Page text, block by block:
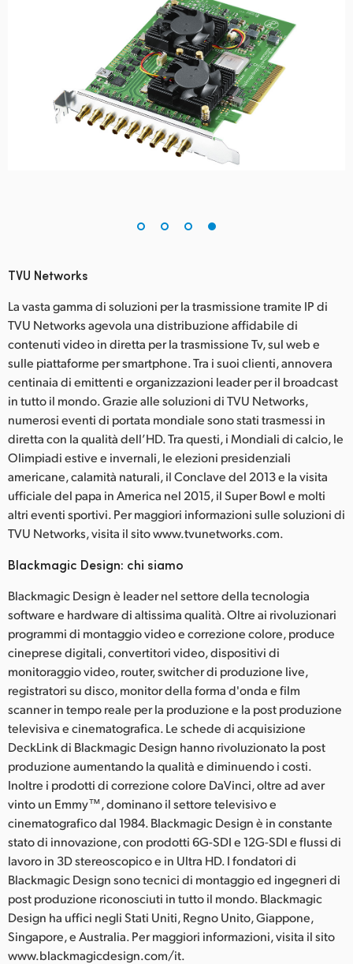
TVU Networks
La vasta gamma di soluzioni per la trasmissione tramite IP di
TVU Networks agevola una distribuzione affidabile di
contenuti video in diretta per la trasmissione Tv, sul web e
sulle piattaforme per smartphone. Tra i suoi clienti, annovera
centinaia di emittenti e organizzazioni leader per il broadcast
in tutto il mondo. Grazie alle soluzioni di TVU Networks,
numerosi eventi di portata mondiale sono stati trasmessi in
diretta con la qualità dell’HD. Tra questi, i Mondiali di calcio, le
Olimpiadi estive e invernali, le elezioni presidenziali
americane, calamità naturali, il Conclave del 2013 e la visita
ufficiale del papa in America nel 2015, il Super Bowl e molti
altri eventi sportivi. Per maggiori informazioni sulle soluzioni di
TVU Networks, visita il sito www.tvunetworks.com.
Blackmagic Design: chi siamo
Blackmagic Design è leader nel settore della tecnologia
software e hardware di altissima qualità. Oltre ai rivoluzionari
programmi di montaggio video e correzione colore, produce
cineprese digitali, convertitori video, dispositivi di
monitoraggio video, router, switcher di produzione live,
registratori su disco, monitor della forma d'onda e film
scanner in tempo reale per la produzione e la post produzione
televisiva e cinematografica. Le schede di acquisizione
DeckLink di Blackmagic Design hanno rivoluzionato la post
produzione aumentando la qualità e diminuendo i costi.
Inoltre i prodotti di correzione colore DaVinci, oltre ad aver
vinto un Emmy™, dominano il settore televisivo e
cinematografico dal 1984. Blackmagic Design è in constante
stato di innovazione, con prodotti 6G-SDI e 12G-SDI e flussi di
lavoro in 3D stereoscopico e in Ultra HD. I fondatori di
Blackmagic Design sono tecnici di montaggio ed ingegneri di
post produzione riconosciuti in tutto il mondo. Blackmagic
Design ha uffici negli Stati Uniti, Regno Unito, Giappone,
Singapore, e Australia. Per maggiori informazioni, visita il sito
www.blackmagicdesign.com/it.